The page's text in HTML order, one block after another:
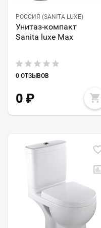
РОССИЯ (SANITA LUXE)
Унитаз-компакт
Sanita luxe Max
0 ОТЗЫВОВ
0 ₽